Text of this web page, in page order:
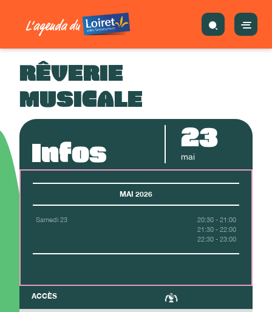
RÊVERIE
MUSICALE
Infos 23
mai
MAI 2026
Samedi 23
20:30 - 21:00
21:30 - 22:00
22:30 - 23:00
ACCÈS